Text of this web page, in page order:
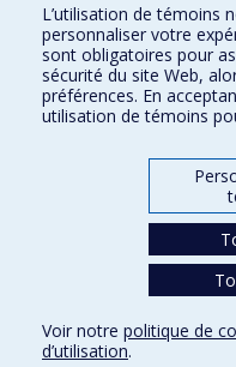
École d'architecture
École de design
École d'urbanisme et
Conditions d’utilisation
L’utilisation de témoins
personnaliser votre
sont obligatoires pour
sécurité du site Web,
préférences. En
utilisation de témoins
Voir notre politique de
d’utilisation.